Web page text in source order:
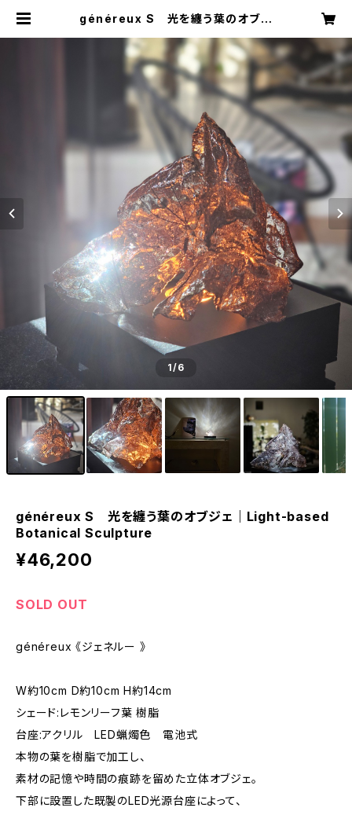
généreux S 光を纏う葉のオブジ
ulpture | Trésorトレゾア
1/6
généreux S 光を纏う葉のオブジェ｜Light-based
Botanical Sculpture
¥46,200
SOLD OUT
généreux 《ジェネルー 》
W約10cm D約10cm H約14cm
シェード:レモンリーフ葉 樹脂
台座:アクリル LED蝋燭色 電池式
本物の葉を樹脂で加工し、
素材の記憶や時間の痕跡を留めた立体オブジェ。
下部に設置した既製のLED光源台座によって、